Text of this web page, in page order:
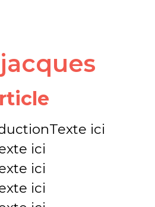
jacques
ici
ici
ici
ici